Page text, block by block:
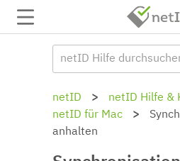
netID
netID Hilfe &
netID für Mac
anhalten